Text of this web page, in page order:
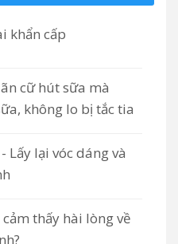
khẩn cấp
cữ hút sữa mà
không lo bị tắc tia
Lấy lại vóc dáng và
thấy hài lòng về